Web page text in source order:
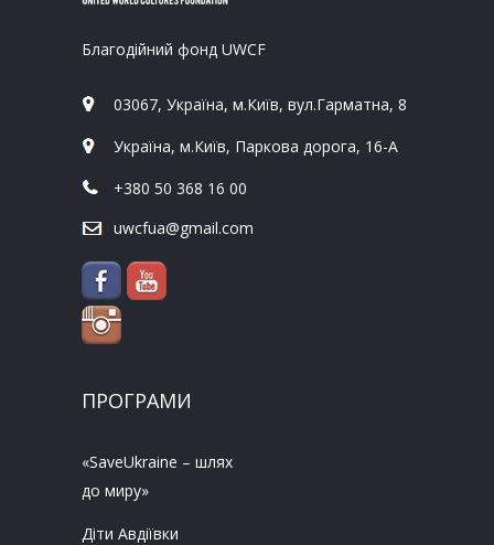
Благодійний фонд UWCF
03067, Україна, м.Київ, вул.Гарматна, 8
Україна, м.Київ, Паркова дорога, 16-А
+380 50 368 16 00
uwcfua@gmail.com
ПРОГРАМИ
«SaveUkraine – шлях
до миру»
Діти Авдіївки